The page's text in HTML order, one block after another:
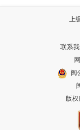
上
联系
闽
版